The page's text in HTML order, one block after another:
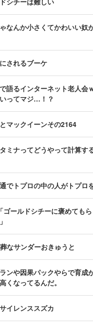
なんか小さくてかわいい奴
されるブーケ
語るインターネット老人会
ってマジ…！？
マックイーンその2164
ミナってどうやって計算す
でトプロの中の人がトプロ
ゴールドシチーに褒めても
なサンダーおきゅうと
ンや因果パックやらで育成
くなってるんだ。
イレンススズカ